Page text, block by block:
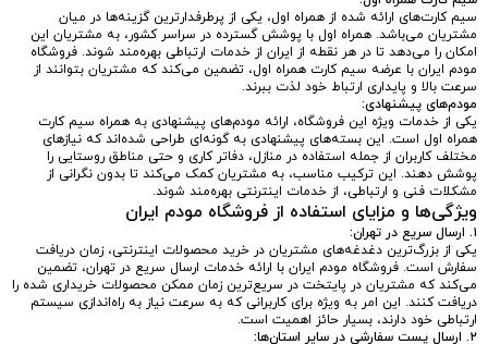
سیم کارت‌های ارائه شده از همراه اول، یکی از پرطرفدارترین گزینه‌ها در میان
مشتریان می‌باشد. همراه اول با پوشش گسترده در سراسر کشور، به مشتریان این
امکان را می‌دهد تا در هر نقطه از ایران از خدمات ارتباطی بهره‌مند شوند. فروشگاه
مودم ایران با عرضه سیم کارت همراه اول، تضمین می‌کند که مشتریان بتوانند از
سرعت بالا و پایداری ارتباط خود لذت ببرند.
مودم‌های پیشنهادی:
یکی از خدمات ویژه این فروشگاه، ارائه مودم‌های پیشنهادی به همراه سیم کارت
همراه اول است. این بسته‌های پیشنهادی به گونه‌ای طراحی شده‌اند که نیازهای
مختلف کاربران از جمله استفاده در منازل، دفاتر کاری و حتی مناطق روستایی را
پوشش دهند. این ترکیب مناسب، به مشتریان کمک می‌کند تا بدون نگرانی از
مشکلات فنی و ارتباطی، از خدمات اینترنتی بهره‌مند شوند.
ویژگی‌ها و مزایای استفاده از فروشگاه مودم ایران
۱. ارسال سریع در تهران:
یکی از بزرگ‌ترین دغدغه‌های مشتریان در خرید محصولات اینترنتی، زمان دریافت
سفارش است. فروشگاه مودم ایران با ارائه خدمات ارسال سریع در تهران، تضمین
می‌کند که مشتریان در پایتخت در سریع‌ترین زمان ممکن محصولات خریداری شده را
دریافت کنند. این امر به ویژه برای کاربرانی که به سرعت نیاز به راه‌اندازی سیستم
ارتباطی خود دارند، بسیار حائز اهمیت است.
۲. ارسال پست سفارشی در سایر استان‌ها: